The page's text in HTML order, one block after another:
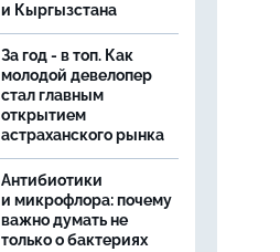
и Кыргызстана
За год - в топ. Как
молодой девелопер
стал главным
открытием
астраханского рынка
Антибиотики
и микрофлора: почему
важно думать не
только о бактериях